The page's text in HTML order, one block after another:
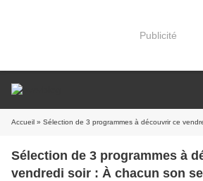
Publicité
Accueil » Sélection de 3 programmes à découvrir ce vendredi soir : À
Sélection de 3 programmes à
vendredi soir : À chacun son